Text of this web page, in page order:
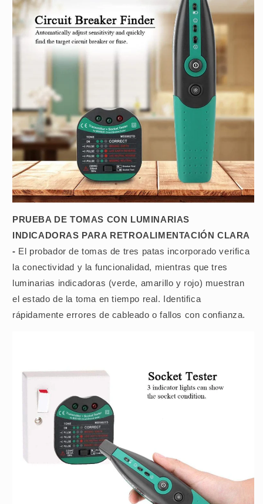
PRUEBA DE TOMAS CON LUMINARIAS
INDICADORAS PARA RETROALIMENTACIÓN CLARA
- El probador de tomas de tres patas incorporado verifica
la conectividad y la funcionalidad, mientras que tres
luminarias indicadoras (verde, amarillo y rojo) muestran
el estado de la toma en tiempo real. Identifica
rápidamente errores de cableado o fallos con confianza.